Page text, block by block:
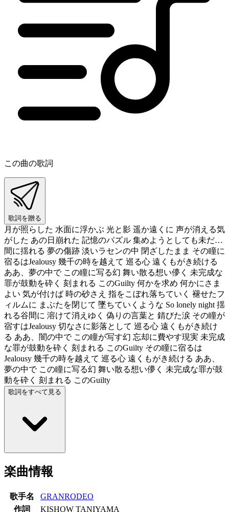
この曲の歌詞
歌詞を贈る
月が照らした 水面に浮かぶ 光と影 遥か遠くに 声が消える気
がした あの日崩れた 記憶のパズル 集めようとしても未だ…
間に揺れる 夢の傷跡 淡いラセンの中 閉ざしたまま その瞳に
宿るはJealousy 幾千の時を越えて 巡る心 遠くもがき続ける
ああ、夢の中で この瞳に写る幻 舞い散る想い儚く 未完成な
罪が鼓動を砕く 刻まれる このGuilty 何かを求め 何かにさま
よい 気が付けば 時の砂さえ 指をこぼれ落ちていく 褪せたフ
ィルムに まぶたを閉じて 墜ちていくような So lonely night 揺
れる谷間に 溶けて消えゆく 偽りの言葉と 錆びた涙 その瞳が
宿すはJealousy 切なさに影落として 巡る心 遠くもがき続け
る ああ、闇の中で この瞳が写す幻 忘却に費やす現実 未完成
な罪が鼓動を砕く 刻まれる このGuilty その瞳に宿るは
Jealousy 幾千の時を越えて 巡る心 遠くもがき続ける ああ、
夢の中で この瞳に写る幻 舞い散る想い儚く 未完成な罪が鼓
動を砕く 刻まれる このGuilty
歌詞をすべて見る
楽曲情報
歌手名
GRANRODEO
作詞
KISHOW TANIYAMA